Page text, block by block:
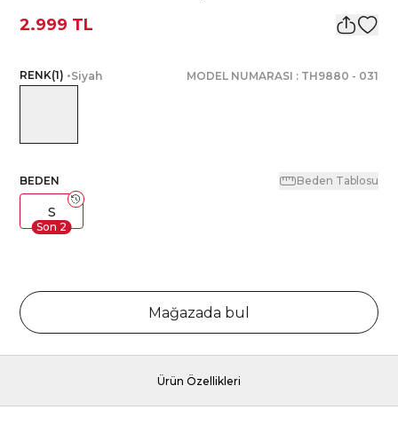
2.999 TL
RENK(1) •Siyah MODEL NUMARASI : TH9880 - 031
BEDEN Beden Tablosu
S
Son 2
Mağazada bul
Ürün Özellikleri